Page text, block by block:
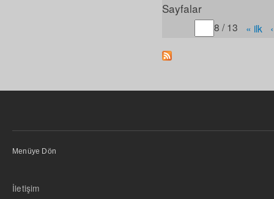
Sayfalar
Gitmek istediğiniz
8 / 13 « ilk
Menüye Dön
İletişim